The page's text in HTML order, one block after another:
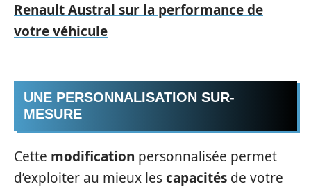
Renault Austral sur la performance de
votre véhicule
UNE PERSONNALISATION SUR-
MESURE
Cette modification personnalisée permet
d’exploiter au mieux lescapacités de votre